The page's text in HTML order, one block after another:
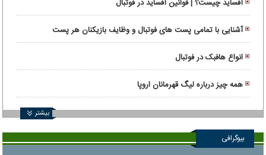
آفساید چیست؟ | قوانین آفساید در فوتبال
آشنایی با تمامی پست های فوتبال و وظایف بازیکنان هر پست
انواع هافبک در فوتبال
همه چیز درباره لیگ قهرمانان اروپا
بیشتر
بیوگرافی